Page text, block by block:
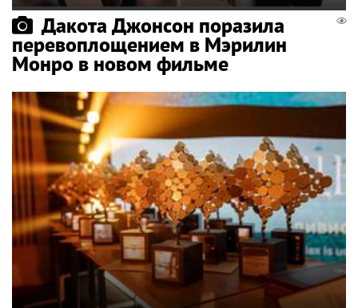
Дакота Джонсон поразила
перевоплощением в Мэрилин
Монро в новом фильме